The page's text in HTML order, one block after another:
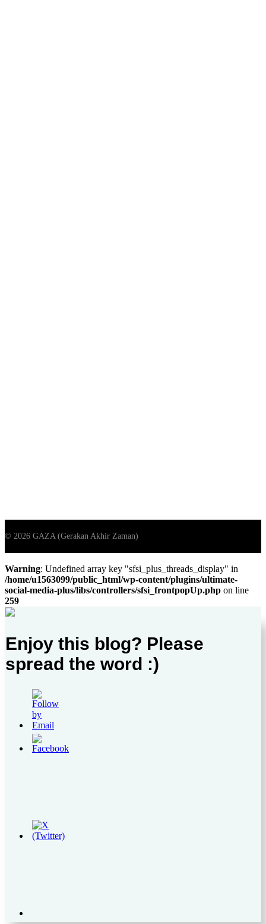
Warning: Undefined array key "sfsi_plus_threads_display" in
/home/u1563099/public_html/wp-content/plugins/ultimate-
social-media-plus/libs/controllers/sfsi_frontpopUp.php on line
259
Enjoy this blog? Please
spread the word :)